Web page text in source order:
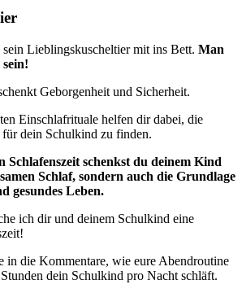
Lieblingskuscheltier mit ins Bett. Man
Geborgenheit und Sicherheit.
Einschlafrituale helfen dir dabei, die
dein Schulkind zu finden.
Schlafenszeit schenkst du deinem Kind
Schlaf, sondern auch die Grundlage
gesundes Leben.
ich dir und deinem Schulkind eine
in die Kommentare, wie eure Abendroutine
dein Schulkind pro Nacht schläft.